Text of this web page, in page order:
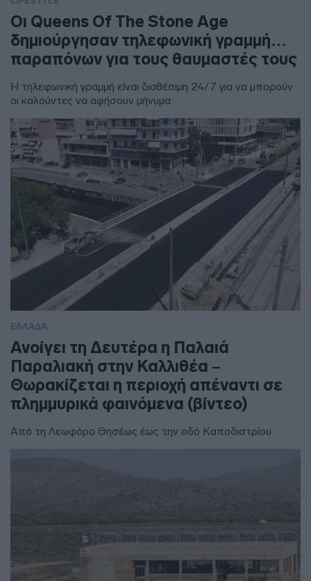
Οι Queens Of The Stone Age
δημιούργησαν τηλεφωνική γραμμή…
παραπόνων για τους θαυμαστές τους
Η τηλεφωνική γραμμή είναι διαθέσιμη 24/7 για να μπορούν
οι καλούντες να αφήσουν μήνυμα
ΕΛΛΑΔΑ
Ανοίγει τη Δευτέρα η Παλαιά
Παραλιακή στην Καλλιθέα –
Θωρακίζεται η περιοχή απέναντι σε
πλημμυρικά φαινόμενα (βίντεο)
Από τη Λεωφόρο Θησέως έως την οδό Καποδιστρίου